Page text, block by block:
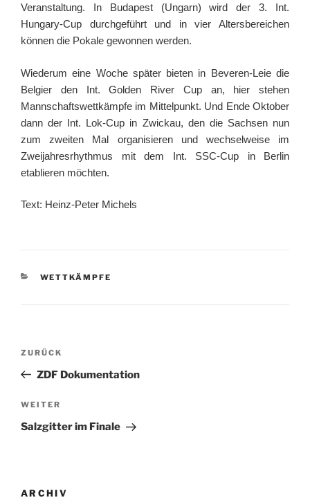
Veranstaltung. In Budapest (Ungarn) wird der 3. Int.
Hungary-Cup durchgeführt und in vier Altersbereichen
können die Pokale gewonnen werden.
Wiederum eine Woche später bieten in Beveren-Leie die
Belgier den Int. Golden River Cup an, hier stehen
Mannschaftswettkämpfe im Mittelpunkt. Und Ende Oktober
dann der Int. Lok-Cup in Zwickau, den die Sachsen nun
zum zweiten Mal organisieren und wechselweise im
Zweijahresrhythmus mit dem Int. SSC-Cup in Berlin
etablieren möchten.
Text: Heinz-Peter Michels
KATEGORIEN
WETTKÄMPFE
Beitragsnavigation
Vorheriger
Beitrag
ZURÜCK
ZDF Dokumentation
Nächster
Beitrag
WEITER
Salzgitter im Finale
ARCHIV